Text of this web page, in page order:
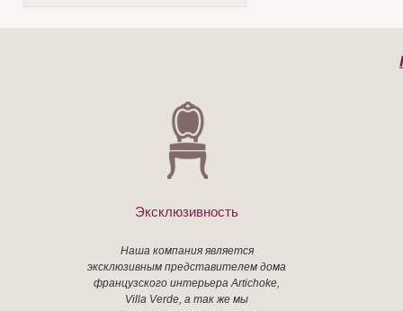
Эксклюзивность
Наша компания является
эксклюзивным представителем дома
французского интерьера Artichoke,
Villa Verde, а так же мы